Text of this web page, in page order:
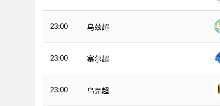
23:00 乌兹超
23:00 塞尔超
23:00 乌克超